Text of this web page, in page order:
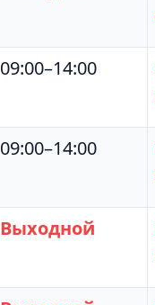
09:00–14:00
09:00–14:00
Выходной